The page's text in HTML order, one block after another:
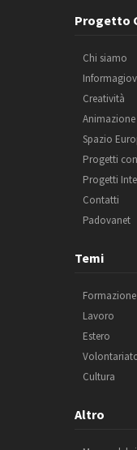
Progetto
Chi siamo
Creatività
Animazione
Spazio
Progetti
Progetti
Contatti
Padovanet
Temi
Formazione
Lavoro
Estero
Cultura
Altro